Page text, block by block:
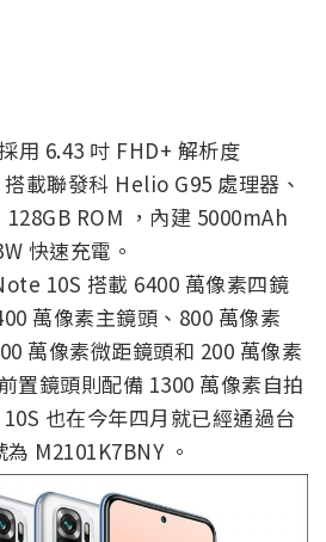
用 6.43 吋 FHD+ 解析度
載聯發科 Helio G95 處理器、
ROM ，內建 5000mAh
快速充電。
10S 搭載 6400 萬像素四鏡
萬像素主鏡頭、800 萬像素
萬像素微距鏡頭和 200 萬像素
置鏡頭則配備 1300 萬像素自拍
也在今年四月就已經通過台
M2101K7BNY 。